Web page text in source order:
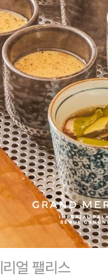
얼 팰리스